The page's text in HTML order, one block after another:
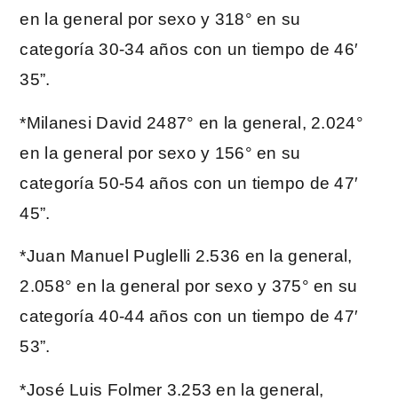
en la general por sexo y 318° en su
categoría 30-34 años con un tiempo de 46′
35”.
*Milanesi David 2487° en la general, 2.024°
en la general por sexo y 156° en su
categoría 50-54 años con un tiempo de 47′
45”.
*Juan Manuel Puglelli 2.536 en la general,
2.058° en la general por sexo y 375° en su
categoría 40-44 años con un tiempo de 47′
53”.
*José Luis Folmer 3.253 en la general,